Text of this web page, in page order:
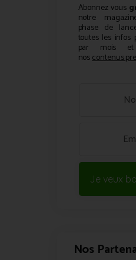
Abonnez vous
notre
phase de
toutes les infos
par mois
noscontenus
Je veux
Nos